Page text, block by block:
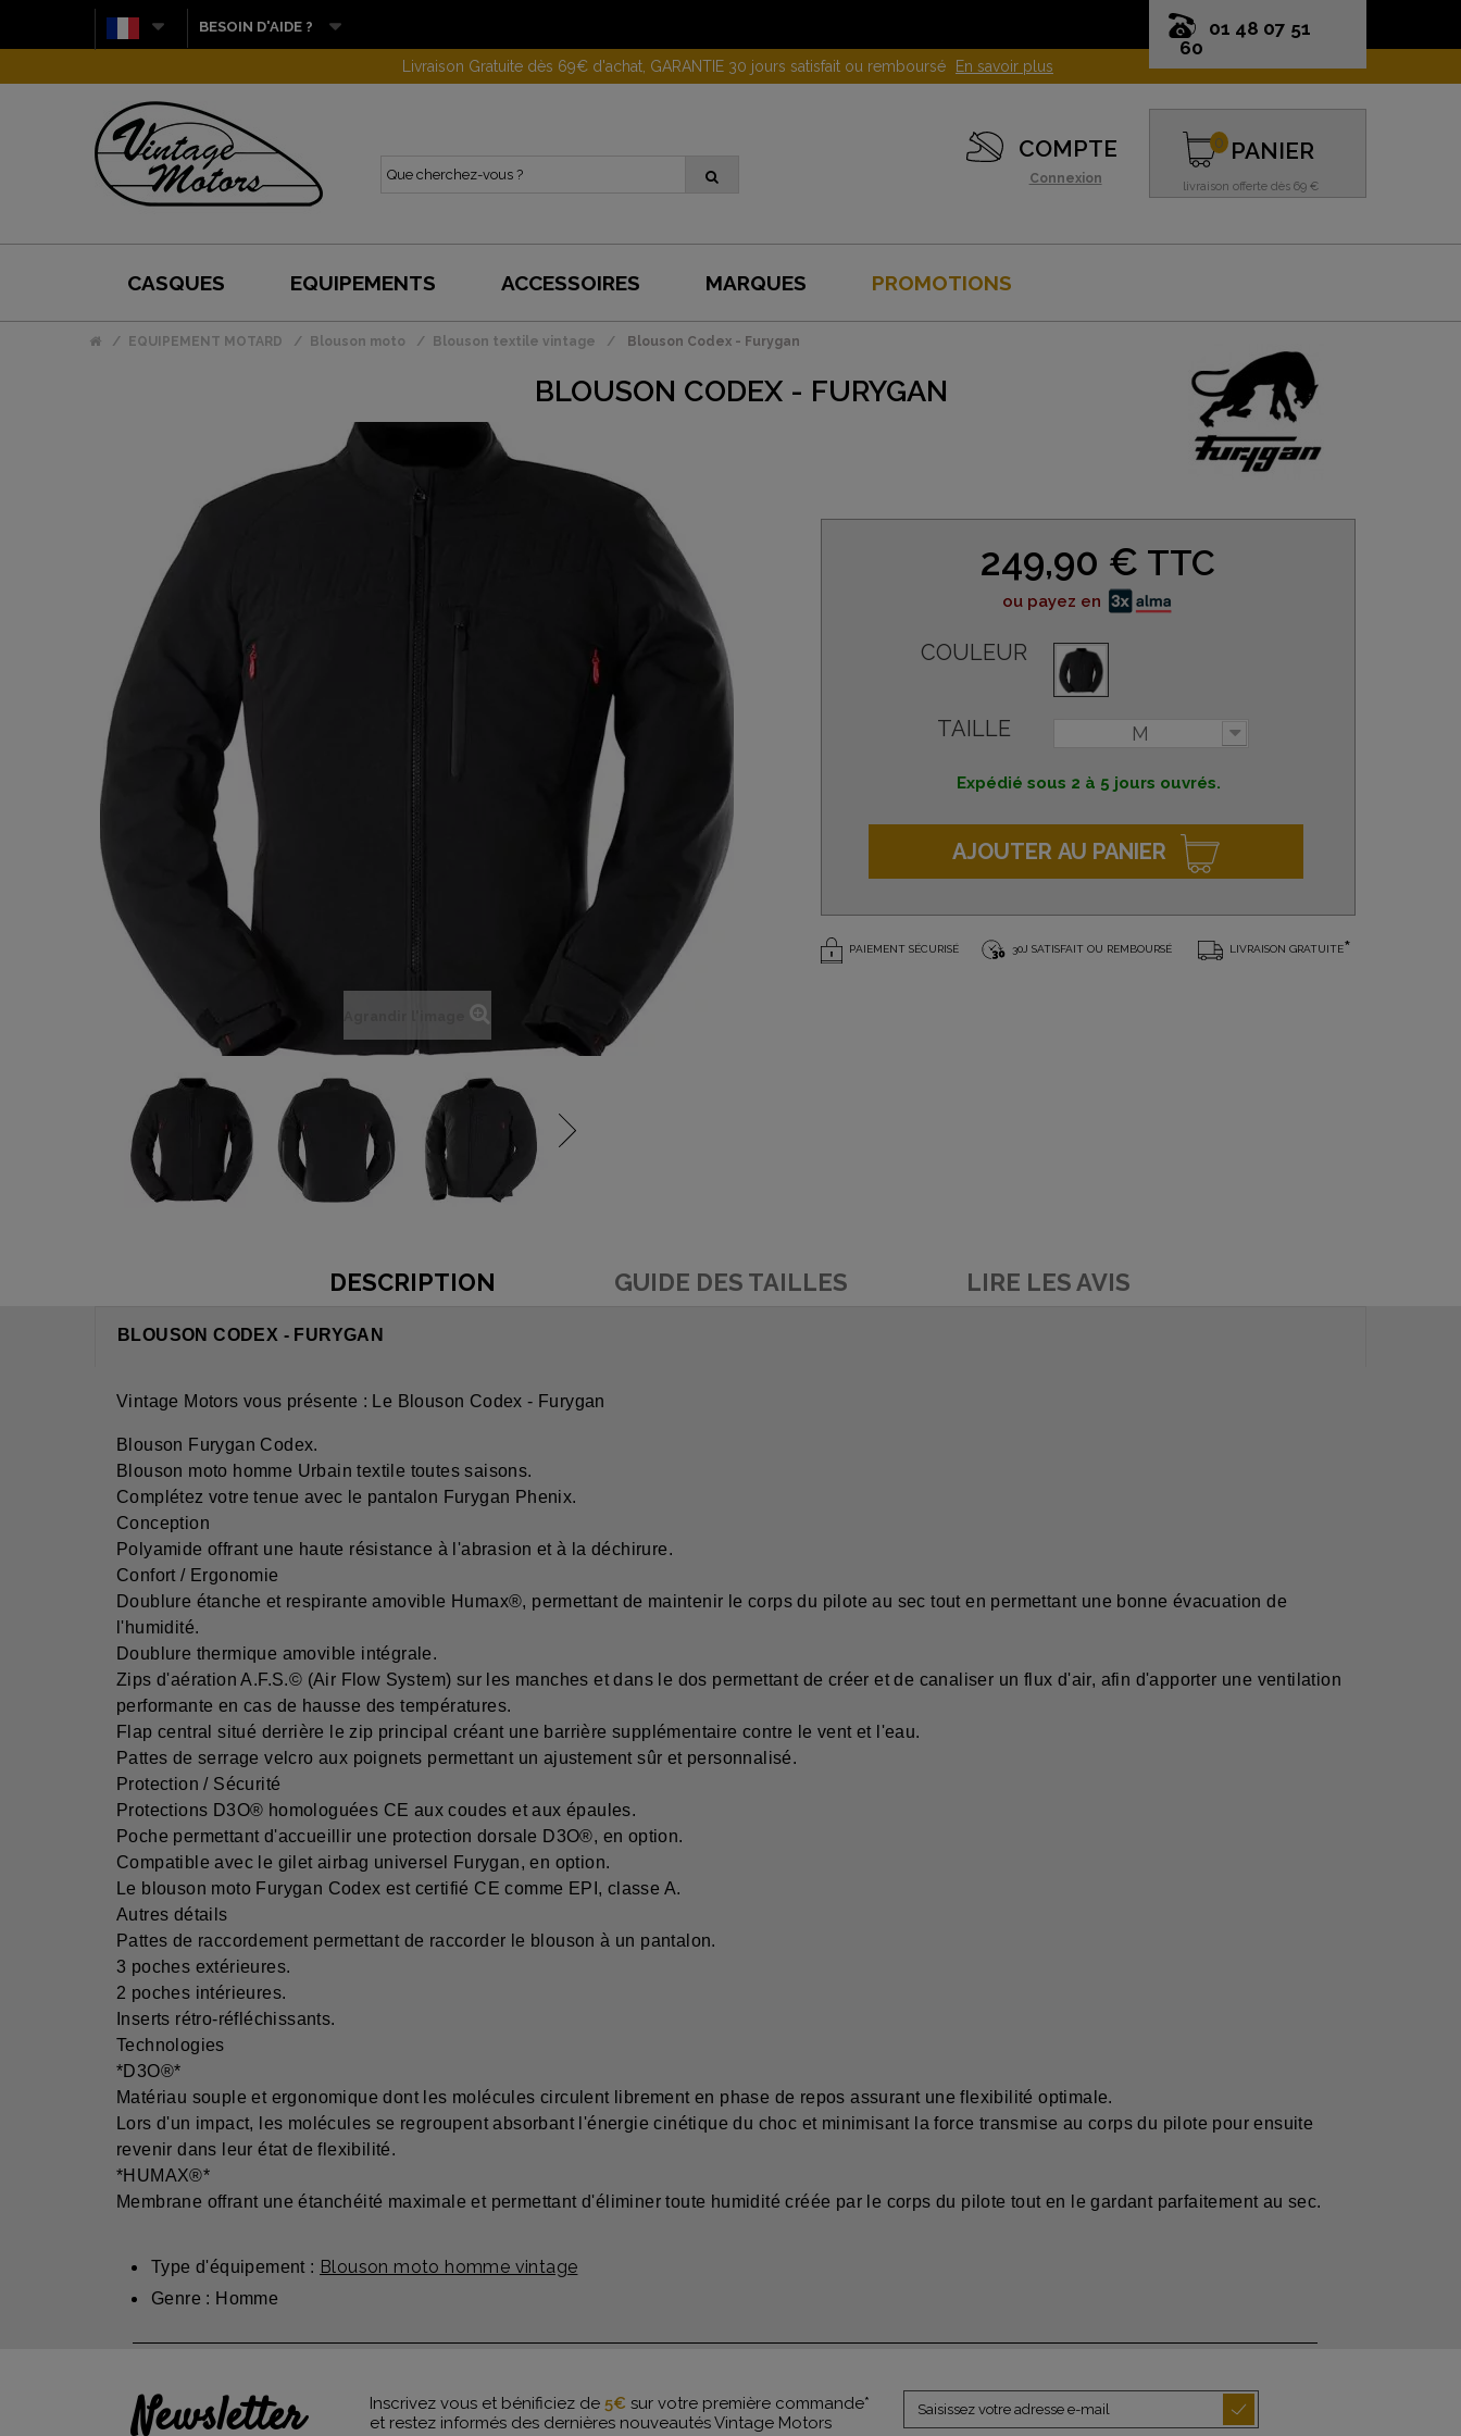
01 48 07 51
60
BESOIN D'AIDE ?
Gagnez 10 euros en parrainant un proche ! En savoir plus
COMPTE
Connexion
PANIER
livraison offerte dès 69 €
0
CASQUES EQUIPEMENTS ACCESSOIRES MARQUES PROMOTIONS
EQUIPEMENT MOTARD Blouson moto Blouson textile vintage Blouson Codex - Furygan
BLOUSON CODEX - FURYGAN
249,90 € TTC
ou payez en
COULEUR
TAILLE M
Expédié sous 2 à 5 jours ouvrés.
AJOUTER AU PANIER
PAIEMENT SÉCURISÉ 30J SATISFAIT OU REMBOURSÉ LIVRAISON GRATUITE*
DESCRIPTION GUIDE DES TAILLES LIRE LES AVIS
BLOUSON CODEX - FURYGAN
Vintage Motors vous présente : Le Blouson Codex - Furygan
Blouson Furygan Codex.
Blouson moto homme Urbain textile toutes saisons.
Complétez votre tenue avec le pantalon Furygan Phenix.
Conception
Polyamide offrant une haute résistance à l'abrasion et à la déchirure.
Confort / Ergonomie
Doublure étanche et respirante amovible Humax®, permettant de maintenir le corps du pilote au sec tout en permettant une bonne évacuation de
l'humidité.
Doublure thermique amovible intégrale.
Zips d'aération A.F.S.© (Air Flow System) sur les manches et dans le dos permettant de créer et de canaliser un flux d'air, afin d'apporter une ventilation
performante en cas de hausse des températures.
Flap central situé derrière le zip principal créant une barrière supplémentaire contre le vent et l'eau.
Pattes de serrage velcro aux poignets permettant un ajustement sûr et personnalisé.
Protection / Sécurité
Protections D3O® homologuées CE aux coudes et aux épaules.
Poche permettant d'accueillir une protection dorsale D3O®, en option.
Compatible avec le gilet airbag universel Furygan, en option.
Le blouson moto Furygan Codex est certifié CE comme EPI, classe A.
Autres détails
Pattes de raccordement permettant de raccorder le blouson à un pantalon.
3 poches extérieures.
2 poches intérieures.
Inserts rétro-réfléchissants.
Technologies
*D3O®*
Matériau souple et ergonomique dont les molécules circulent librement en phase de repos assurant une flexibilité optimale.
Lors d'un impact, les molécules se regroupent absorbant l'énergie cinétique du choc et minimisant la force transmise au corps du pilote pour ensuite
revenir dans leur état de flexibilité.
*HUMAX®*
Membrane offrant une étanchéité maximale et permettant d'éliminer toute humidité créée par le corps du pilote tout en le gardant parfaitement au sec.
Type d'équipement : Blouson moto homme vintage
Genre : Homme
Newsletter Inscrivez vous et bénificiez de 5€ sur votre première commande*
et restez informés des dernières nouveautés Vintage Motors